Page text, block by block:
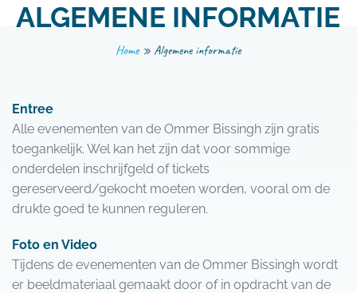
ALGEMENE INFORMATIE
Home» Algemene informatie
Entree
Alle evenementen van de Ommer Bissingh zijn gratis
toegankelijk. Wel kan het zijn dat voor sommige
onderdelen inschrijfgeld of tickets
gereserveerd/gekocht moeten worden, vooral om de
drukte goed te kunnen reguleren.
Foto en Video
Tijdens de evenementen van de Ommer Bissingh wordt
er beeldmateriaal gemaakt door of in opdracht van de